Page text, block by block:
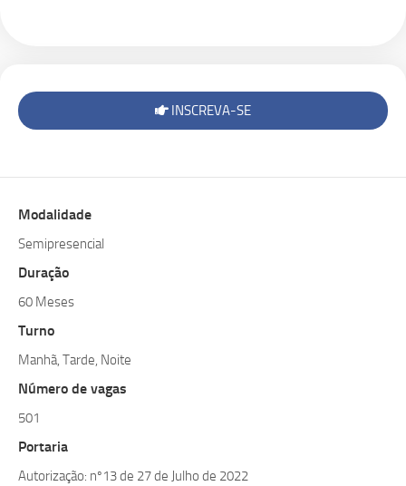
INSCREVA-SE
Modalidade
Semipresencial
Duração
60 Meses
Turno
Manhã, Tarde, Noite
Número de vagas
501
Portaria
Autorização: nº13 de 27 de Julho de 2022